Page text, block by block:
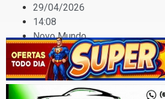
29/04/2026
14:08
Novo Mundo